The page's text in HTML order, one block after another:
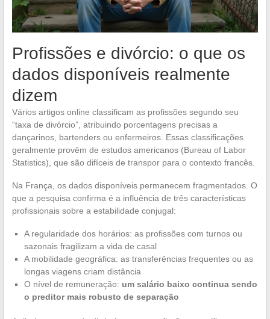
Profissões e divórcio: o que os
dados disponíveis realmente
dizem
Vários artigos online classificam as profissões segundo seu
“taxa de divórcio”, atribuindo porcentagens precisas a
dançarinos, bartenders ou enfermeiros. Essas classificações
geralmente provêm de estudos americanos (Bureau of Labor
Statistics), que são difíceis de transpor para o contexto francês.
Na França, os dados disponíveis permanecem fragmentados. O
que a pesquisa confirma é a influência de três características
profissionais sobre a estabilidade conjugal:
A regularidade dos horários: as profissões com turnos ou
sazonais fragilizam a vida de casal
A mobilidade geográfica: as transferências frequentes ou as
longas viagens criam distância
O nível de remuneração: um salário baixo continua sendo
o preditor mais robusto de separação